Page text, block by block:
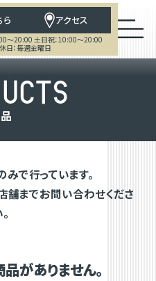
ら アクセス
～20:00 土日祝：10:00～20:00
日：毎週金曜日
UCTS
品
で行っています。
舗までお問い合わせくださ
がありません。